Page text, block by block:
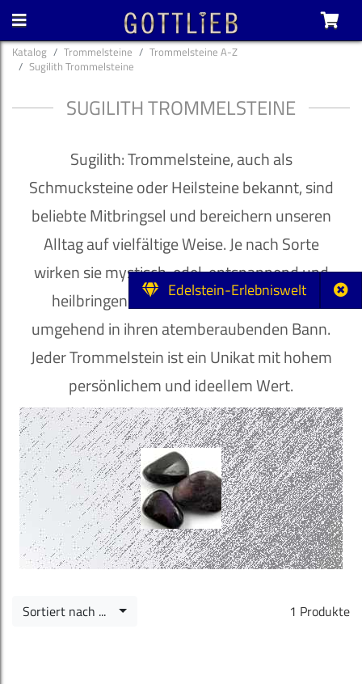
Edelstein-Erlebniswelt
Katalog Trommelsteine
Trommelsteine A-Z
Sugilith Trommelsteine
SUGILITH TROMMELSTEINE
Sugilith: Trommelsteine, auch als
Schmucksteine oder Heilsteine bekannt, sind
beliebte Mitbringsel und bereichern unseren
Alltag auf vielfältige Weise. Je nach Sorte
wirken sie mystisch, edel, entspannend und
heilbringend und ziehen ihren Besitzer
umgehend in ihren atemberaubenden Bann.
Jeder Trommelstein ist ein Unikat mit hohem
persönlichem und ideellem Wert.
1 Produkte
Sortiert nach ...